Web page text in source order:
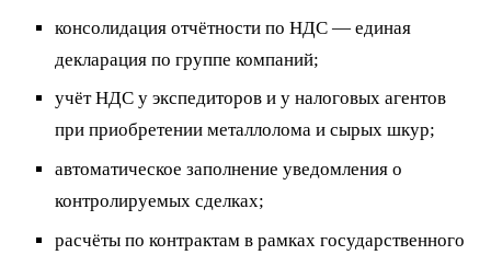
консолидация отчётности по НДС — единая
декларация по группе компаний;
учёт НДС у экспедиторов и у налоговых агентов
при приобретении металлолома и сырых шкур;
автоматическое заполнение уведомления о
контролируемых сделках;
расчёты по контрактам в рамках государственного